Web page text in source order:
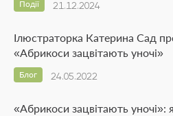
21.12.2024
Події
Ілюстраторка Катерина Сад
«Абрикоси зацвітають уночі»
24.05.2022
Блог
«Абрикоси зацвітають уночі»: